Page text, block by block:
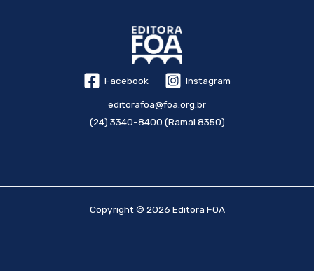
Facebook Instagram
editorafoa@foa.org.br
(24) 3340-8400 (Ramal 8350)
Copyright © 2026 Editora FOA